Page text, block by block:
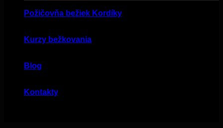
Požičovňa bežiek Kordíky
Kurzy bežkovania
Blog
Kontakty